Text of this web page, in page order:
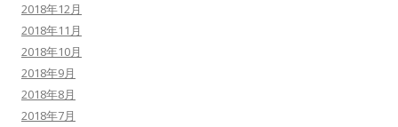
2018年12月
2018年11月
2018年10月
2018年9月
2018年8月
2018年7月